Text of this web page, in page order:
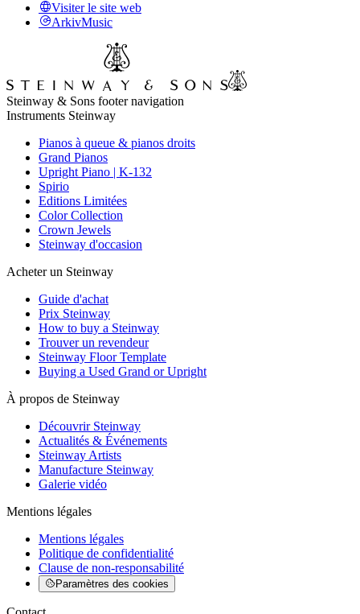
Visiter le site web
ArkivMusic
Steinway & Sons footer navigation
Instruments Steinway
Pianos à queue & pianos droits
Grand Pianos
Upright Piano | K-132
Spirio
Editions Limitées
Color Collection
Crown Jewels
Steinway d'occasion
Acheter un Steinway
Guide d'achat
Prix Steinway
How to buy a Steinway
Trouver un revendeur
Steinway Floor Template
Buying a Used Grand or Upright
À propos de Steinway
Découvrir Steinway
Actualités & Événements
Steinway Artists
Manufacture Steinway
Galerie vidéo
Mentions légales
Mentions légales
Politique de confidentialité
Clause de non-responsabilité
Paramètres des cookies